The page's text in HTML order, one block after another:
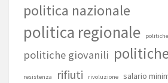
politica nazionale
politica regionale
politiche giovanili
resistenza rifiuti rivoluzione salario